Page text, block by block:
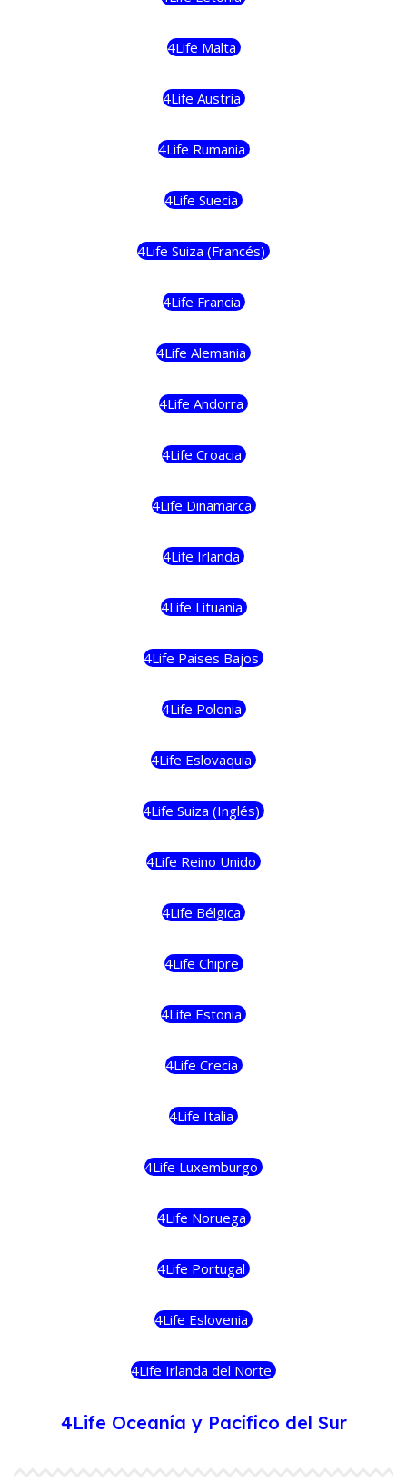
4Life Malta
4Life Austria
4Life Rumania
4Life Suecia
4Life Suiza (Francés)
4Life Francia
4Life Alemania
4Life Andorra
4Life Croacia
4Life Dinamarca
4Life Irlanda
4Life Lituania
4Life Paises Bajos
4Life Polonia
4Life Eslovaquia
4Life Suiza (Inglés)
4Life Reino Unido
4Life Bélgica
4Life Chipre
4Life Estonia
4Life Crecia
4Life Italia
4Life Luxemburgo
4Life Noruega
4Life Portugal
4Life Eslovenia
4Life Irlanda del Norte
4Life Oceanía y Pacífico del Sur